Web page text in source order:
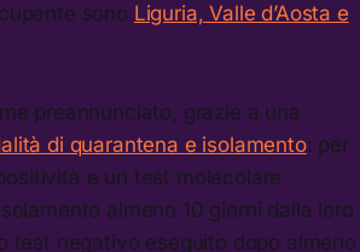
sono Liguria, Valle d’Aosta e
preannunciato, grazie a una
di quarantena e isolamento: per
e un test molecolare
almeno 10 giorni dalla loro
test negativo eseguito dopo almeno